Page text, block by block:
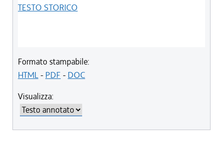
TESTO STORICO
Formato stampabile:
HTML- PDF - DOC
Visualizza: